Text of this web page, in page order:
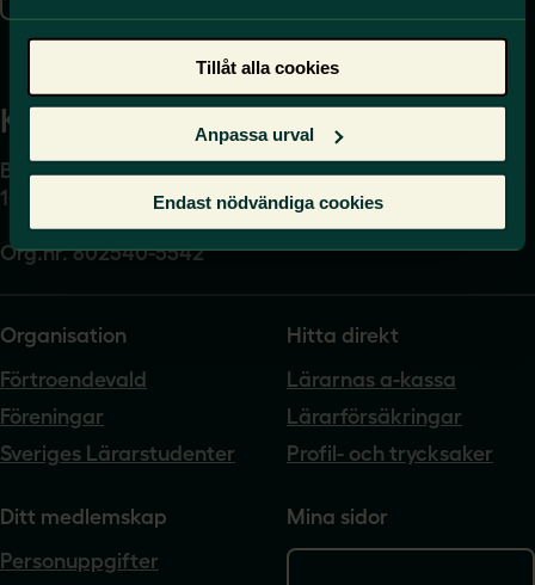
Tillåt alla cookies
Anpassa urval
Endast nödvändiga cookies
Presskontakt
Kansli
Box 17061
104 62 Stockholm
Org.nr. 802540-5542
Organisation
Förtroendevald
Föreningar
Sveriges Lärarstudenter
Hitta direkt
Lärarnas a-kassa
Lärarförsäkringar
Profil- och trycksaker
Ditt medlemskap
Personuppgifter
Mina sidor